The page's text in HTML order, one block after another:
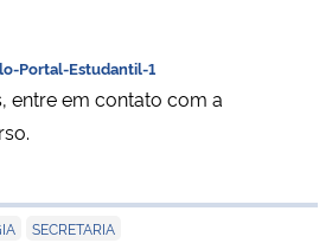
Portal-Estudantil-1
entre em contato com a
SECRETARIA